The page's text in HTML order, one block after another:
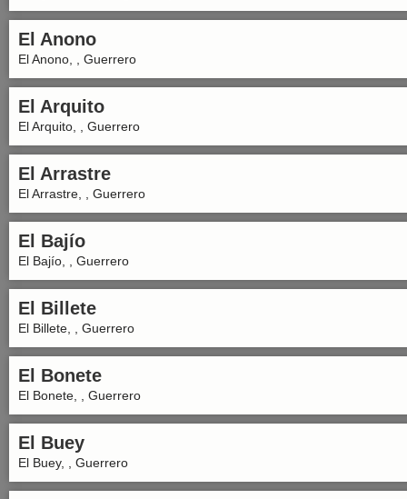
El Anono
El Anono, , Guerrero
El Arquito
El Arquito, , Guerrero
El Arrastre
El Arrastre, , Guerrero
El Bajío
El Bajío, , Guerrero
El Billete
El Billete, , Guerrero
El Bonete
El Bonete, , Guerrero
El Buey
El Buey, , Guerrero